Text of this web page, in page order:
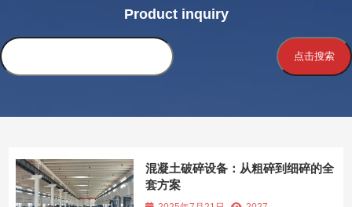
Product inquiry
点击搜索
混凝土破碎设备：从粗碎到细碎的全
套方案